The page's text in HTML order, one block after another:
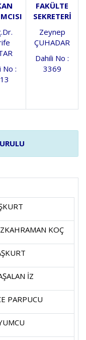
No :
FAKÜLTE
SEKRETERİ
Zeynep
ÇUHADAR
Dahili No :
3369
KOÇ
İZ
PARPUCU